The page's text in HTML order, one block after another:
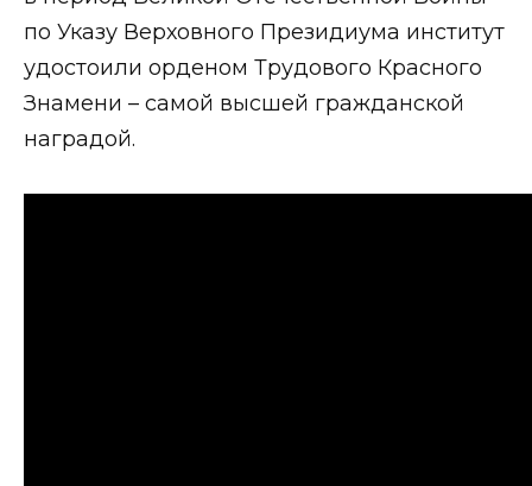
по Указу Верховного Президиума институт
удостоили орденом Трудового Красного
Знамени – самой высшей гражданской
наградой.